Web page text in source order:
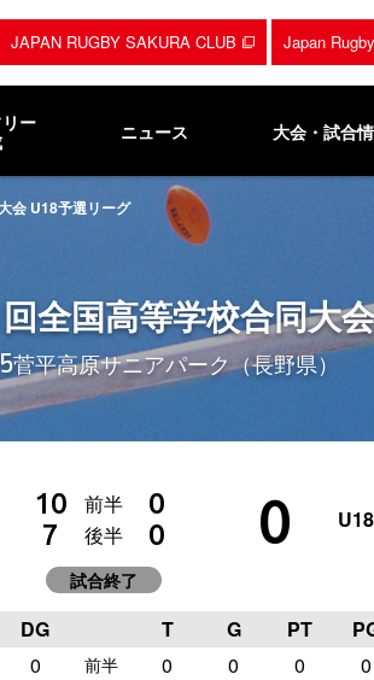
JAPAN RUGBY SAKURA CLUB Japan
ー
ニュース 大会・試合
会 U18予選リーグ
全国高等学校合同大
菅平高原サニアパーク（長野県）
10 前半
0
7
後半 0
試合終了
0
DG T G PT
0 前半 0 0 0 0